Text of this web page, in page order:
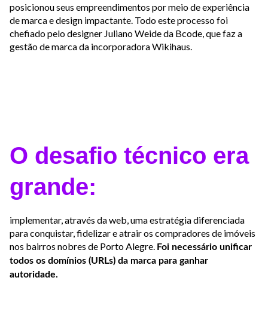
posicionou seus empreendimentos por meio de experiência
de marca e design impactante. Todo este processo foi
chefiado pelo designer Juliano Weide da Bcode, que faz a
gestão de marca da incorporadora Wikihaus.
O desafio técnico era
grande:
implementar, através da web, uma estratégia diferenciada
para conquistar, fidelizar e atrair os compradores de imóveis
nos bairros nobres de Porto Alegre. Foi necessário unificar
todos os domínios (URLs) da marca para ganhar
autoridade.